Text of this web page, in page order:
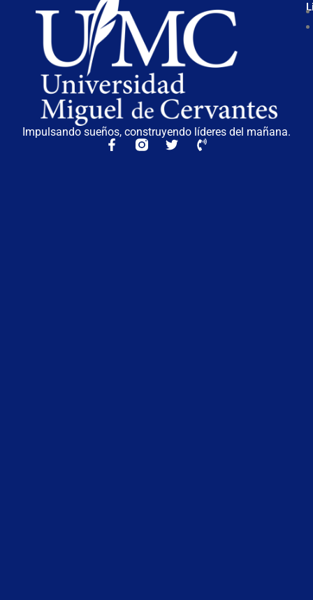
Impulsando sueños, construyendo líderes del mañana.